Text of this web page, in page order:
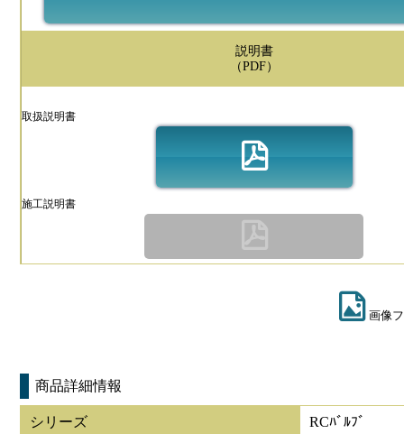
説明書
（PDF）
取扱説明書
施工説明書
画像
商品詳細情報
シリーズ RCﾊﾞﾙﾌﾞ